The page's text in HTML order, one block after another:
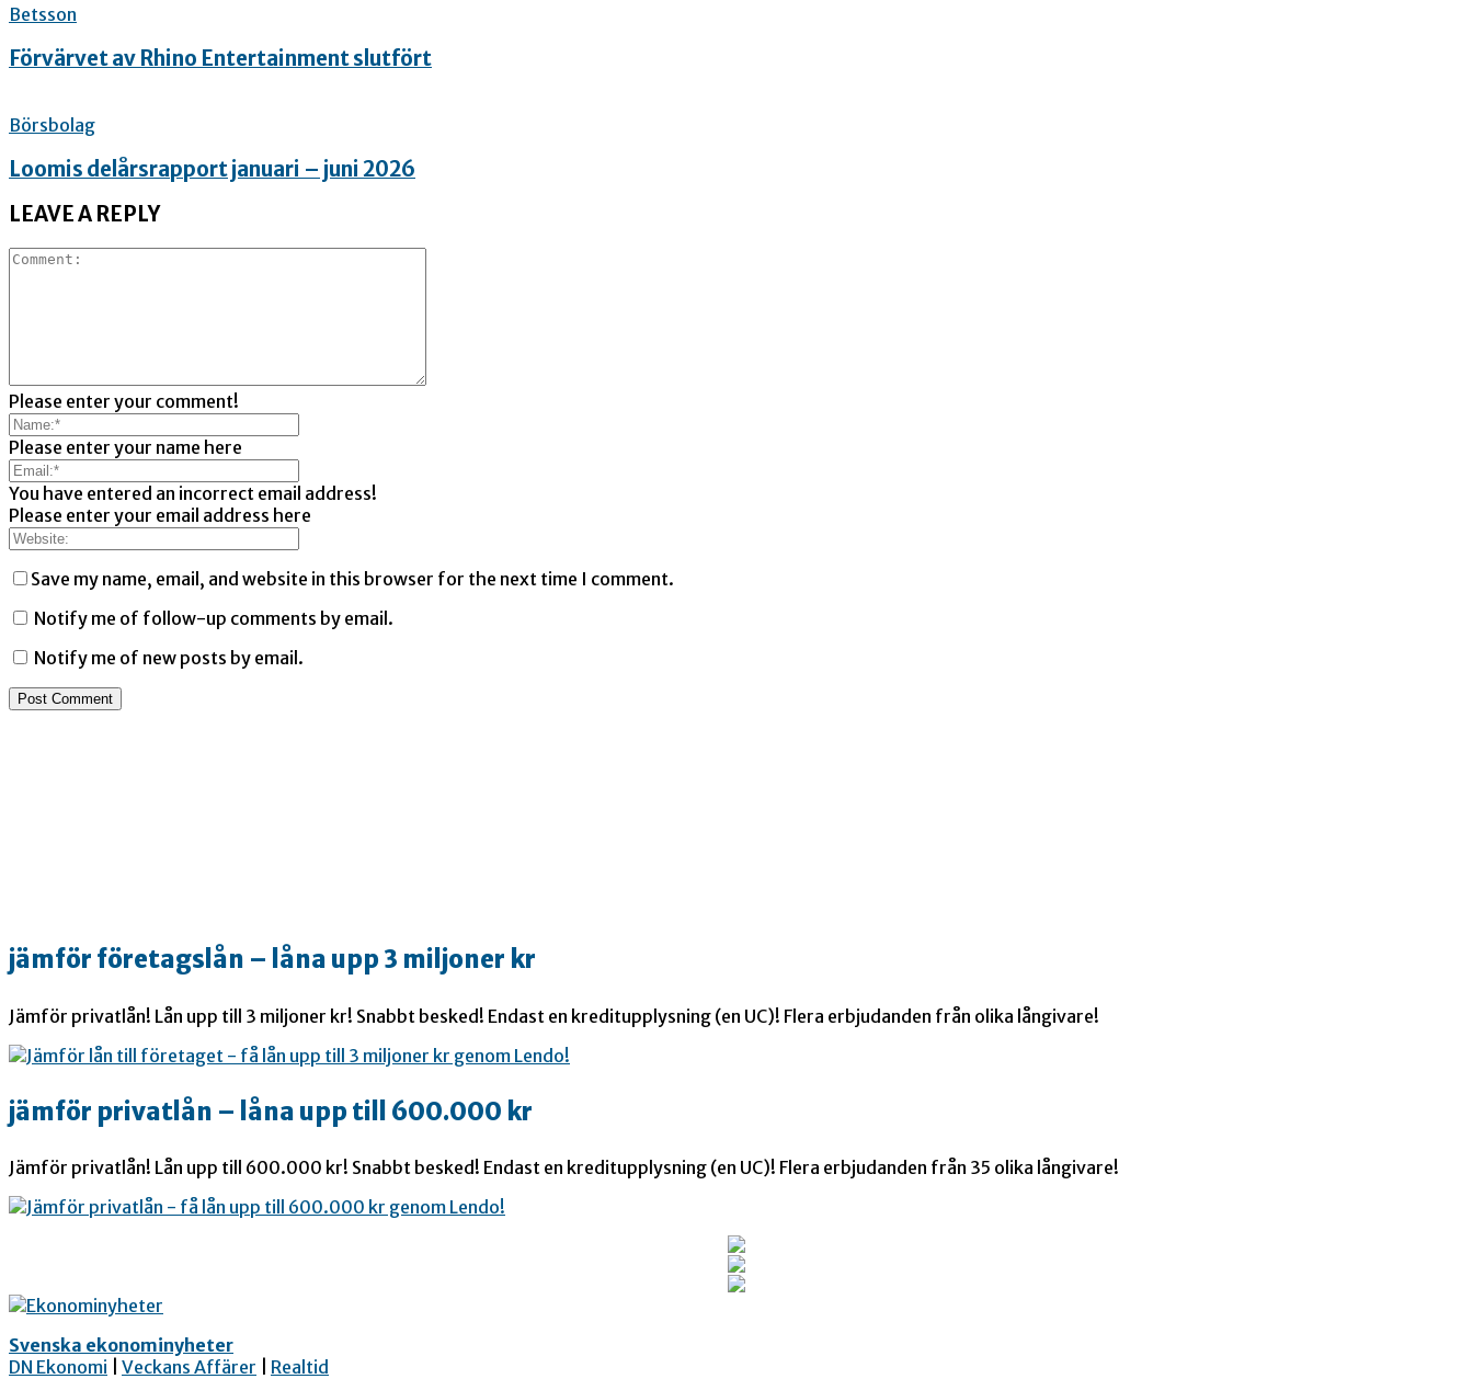
Betsson
Förvärvet av Rhino Entertainment slutfört
Börsbolag
Loomis delårsrapport januari – juni 2026
LEAVE A REPLY
Please enter your comment!
Please enter your name here
You have entered an incorrect email address!
Please enter your email address here
Save my name, email, and website in this browser for the next time I comment.
Notify me of follow-up comments by email.
Notify me of new posts by email.
jämför företagslån – låna upp 3 miljoner kr
Jämför privatlån! Lån upp till 3 miljoner kr! Snabbt besked! Endast en kreditupplysning (en UC)! Flera erbjudanden från olika långivare!
jämför privatlån – låna upp till 600.000 kr
Jämför privatlån! Lån upp till 600.000 kr! Snabbt besked! Endast en kreditupplysning (en UC)! Flera erbjudanden från 35 olika långivare!
Svenska ekonominyheter
DN Ekonomi
Veckans Affärer
Realtid